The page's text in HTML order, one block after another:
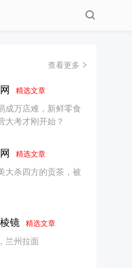
查看更多
网精选文章
成万店难，新鲜零食
大考才刚开始？
网精选文章
大杀四方的贡茶，被
棱镜精选文章
兰州拉面